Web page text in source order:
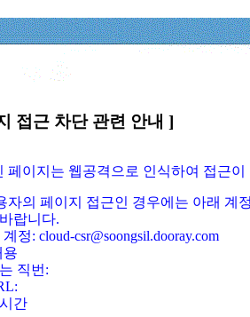
접근 차단 관련 안내 ]
페이지는 웹공격으로 인식하여 접근이
자의 페이지 접근인 경우에는 아래 계
랍니다.
정: cloud-csr@soongsil.dooray.com
용
직번:
간